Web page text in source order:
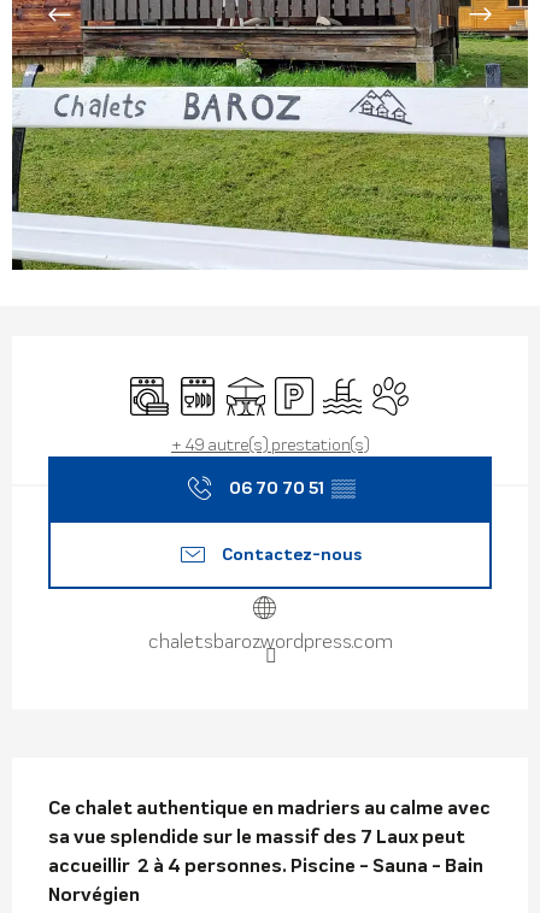
Ouverture et coordonnées
Lave lingeLave vaisselle
TerrasseParking PiscineAnimaux acceptés
+ 49 autre(s) prestation(s)
06 70 70 51 ▒▒
Contactez-nous
chaletsbaroz.wordpress.com
Description
Ce chalet authentique en madriers au calme avec
sa vue splendide sur le massif des 7 Laux peut
accueillir  2 à 4 personnes. Piscine - Sauna - Bain
Norvégien